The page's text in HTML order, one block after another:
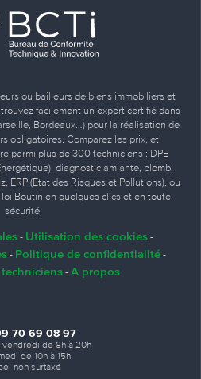
ou bailleurs de biens immobiliers et
facilement un expert certifié dans
Bordeaux…) pour la réalisation de
obligatoires. Comparez les prix, et
parmi plus de 300 techniciens : DPE
diagnostic amiante, plomb,
ERP (État des Risques et Pollutions), ou
Boutin en quelques clics et en toute
sécurité.
- Utilisation des cookies -
- Politique de confidentialité -
- A propos
70 69 08 97
vendredi de 8h à 20h
de 10h à 15h
non surtaxé